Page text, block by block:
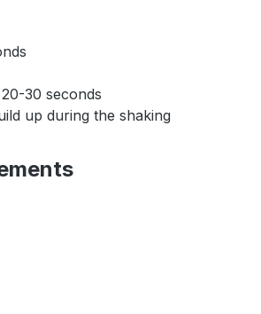
30 seconds
up during the shaking